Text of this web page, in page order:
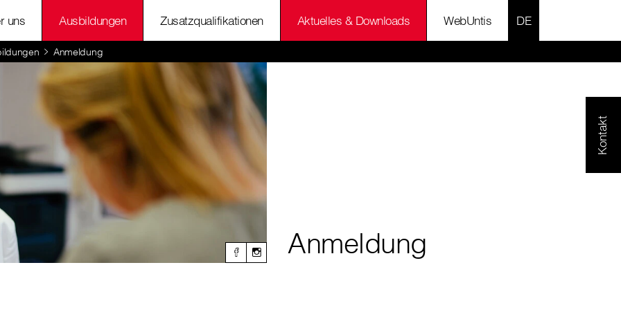
uns Ausbildungen Zusatzqualifikationen Aktuelles & Downloads WebUntis SPRACHE
Anmeldung
Kontakt
Anmeldung